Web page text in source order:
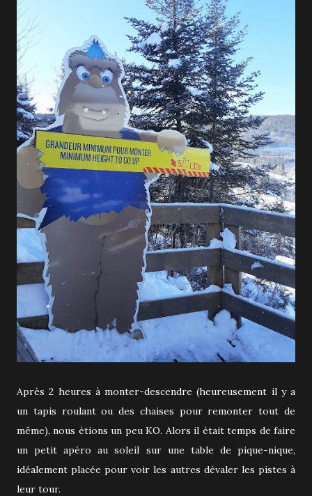
Après 2 heures à monter-descendre (heureusement il y a
un tapis roulant ou des chaises pour remonter tout de
même), nous étions un peu KO. Alors il était temps de faire
un petit apéro au soleil sur une table de pique-nique,
idéalement placée pour voir les autres dévaler les pistes à
leur tour.